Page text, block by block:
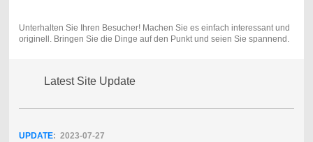
Unterhalten Sie Ihren Besucher! Machen Sie es einfach interessant und
originell. Bringen Sie die Dinge auf den Punkt und seien Sie spannend.
Latest Site Update
UPDATE: 2023-07-27